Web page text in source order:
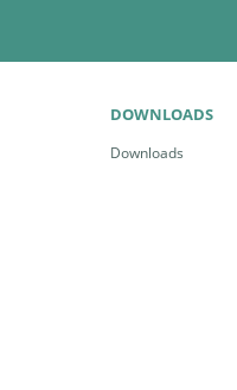
DOWNLOADS
Downloads